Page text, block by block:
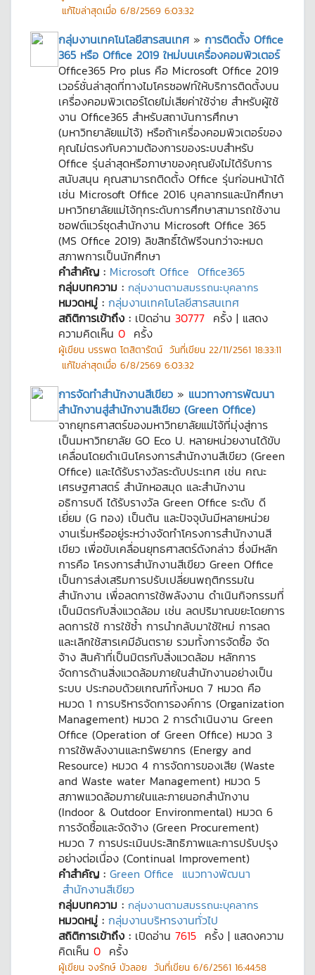
แก้ไขล่าสุดเมื่อ 6/8/2569 6:03:32
กลุ่มงานเทคโนโลยีสารสนเทศ » การติดตั้ง Office
365 หรือ Office 2019 ใหม่บนเครื่องคอมพิวเตอร์
Office365 Pro plus คือ Microsoft Office 2019
เวอร์ชั่นล่าสุดที่ทางไมโครซอฟท์ให้บริการติดตั้งบน
เครื่องคอมพิวเตอร์โดยไม่เสียค่าใช้จ่าย สำหรับผู้ใช้
งาน Office365 สำหรับสถาบันการศึกษา
(มหาวิทยาลัยแม่โจ้) หรือถ้าเครื่องคอมพิวเตอร์ของ
คุณไม่ตรงกับความต้องการของระบบสำหรับ
Office รุ่นล่าสุดหรือภาษาของคุณยังไม่ได้รับการ
สนับสนุน คุณสามารถติดตั้ง Office รุ่นก่อนหน้าได้
เช่น Microsoft Office 2016 บุคลากรและนักศึกษา
มหาวิทยาลัยแม่โจ้ทุกระดับการศึกษาสามารถใช้งาน
ซอฟต์แวร์ชุดสำนักงาน Microsoft Office 365
(MS Office 2019) ลิขสิทธิ์ได้ฟรีจนกว่าจะหมด
สภาพการเป็นนักศึกษา
คำสำคัญ : Microsoft Office Office365
กลุ่มบทความ : กลุ่มงานตามสมรรถนะบุคลากร
หมวดหมู่ : กลุ่มงานเทคโนโลยีสารสนเทศ
สถิติการเข้าถึง : เปิดอ่าน 30777 ครั้ง | แสดง
ความคิดเห็น 0 ครั้ง
ผู้เขียน บรรพต โตสิตารัตน์ วันที่เขียน 22/11/2561 18:33:11
แก้ไขล่าสุดเมื่อ 6/8/2569 6:03:32
การจัดทำสำนักงานสีเขียว » แนวทางการพัฒนา
สำนักงานสู่สำนักงานสีเขียว (Green Office)
จากยุทธศาสตร์ของมหาวิทยาลัยแม่โจ้ที่มุ่งสู่การ
เป็นมหาวิทยาลัย GO Eco U. หลายหน่วยงานได้ขับ
เคลื่อนโดยดำเนินโครงการสำนักงานสีเขียว (Green
Office) และได้รับรางวัลระดับประเทศ เช่น คณะ
เศรษฐศาสตร์ สำนักหอสมุด และสำนักงาน
อธิการบดี ได้รับรางวัล Green Office ระดับ ดี
เยี่ยม (G ทอง) เป็นต้น และปัจจุบันมีหลายหน่วย
งานเริ่มหรืออยู่ระหว่างจัดทำโครงการสำนักงานสี
เขียว เพื่อขับเคลื่อนยุทธศาสตร์ดังกล่าว ซึ่งมีหลัก
การคือ โครงการสำนักงานสีเขียว Green Office
เป็นการส่งเสริมการปรับเปลี่ยนพฤติกรรมใน
สำนักงาน เพื่อลดการใช้พลังงาน ดำเนินกิจกรรมที่
เป็นมิตรกับสิ่งแวดล้อม เช่น ลดปริมาณขยะโดยการ
ลดการใช้ การใช้ซ้ำ การนำกลับมาใช้ใหม่ การลด
และเลิกใช้สารเคมีอันตราย รวมทั้งการจัดซื้อ จัด
จ้าง สินค้าที่เป็นมิตรกับสิ่งแวดล้อม หลักการ
จัดการด้านสิ่งแวดล้อมภายในสำนักงานอย่างเป็น
ระบบ ประกอบด้วยเกณฑ์ทั้งหมด 7 หมวด คือ
หมวด 1 การบริหารจัดการองค์การ (Organization
Management) หมวด 2 การดำเนินงาน Green
Office (Operation of Green Office) หมวด 3
การใช้พลังงานและทรัพยากร (Energy and
Resource) หมวด 4 การจัดการของเสีย (Waste
and Waste water Management) หมวด 5
สภาพแวดล้อมภายในและภายนอกสำนักงาน
(Indoor & Outdoor Environmental) หมวด 6
การจัดซื้อและจัดจ้าง (Green Procurement)
หมวด 7 การประเมินประสิทธิภาพและการปรับปรุง
อย่างต่อเนื่อง (Continual Improvement)
คำสำคัญ : Green Office แนวทางพัฒนา
สำนักงานสีเขียว
กลุ่มบทความ : กลุ่มงานตามสมรรถนะบุคลากร
หมวดหมู่ : กลุ่มงานบริหารงานทั่วไป
สถิติการเข้าถึง : เปิดอ่าน 7615 ครั้ง | แสดงความ
คิดเห็น 0 ครั้ง
ผู้เขียน จงรักษ์ บัวลอย วันที่เขียน 6/6/2561 16:44:58